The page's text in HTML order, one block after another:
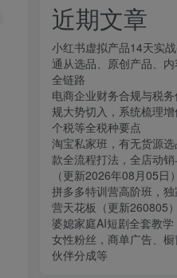
近期文章
小红书虚拟产品14天实
通从选品、原创产品、
全链路
电商企业财务合规与税
规大势切入，系统梳理增
个税等全税种要点
淘宝私家班，有无货源
款全流程打法，全店动
（更新2026年08月05日）
拼多多特训营高阶班，
营天花板（更新260805）
婆媳家庭AI短剧全套教
女性粉丝，商单广告、橱
伙伴分成等